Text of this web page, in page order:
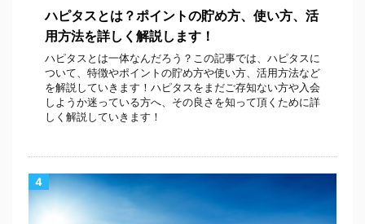
ハピタスとは？ポイントの貯め方、使い方、活
用方法を詳しく解説します！
ハピタスとは一体なんだろう？この記事では、ハピタスに
ついて、特徴やポイントの貯め方や使い方、活用方法など
を解説していきます！ハピタスをまだご存知ない方や入会
しようか迷っている方へ、その良さを知って頂くために詳
しく解説していきます！
4